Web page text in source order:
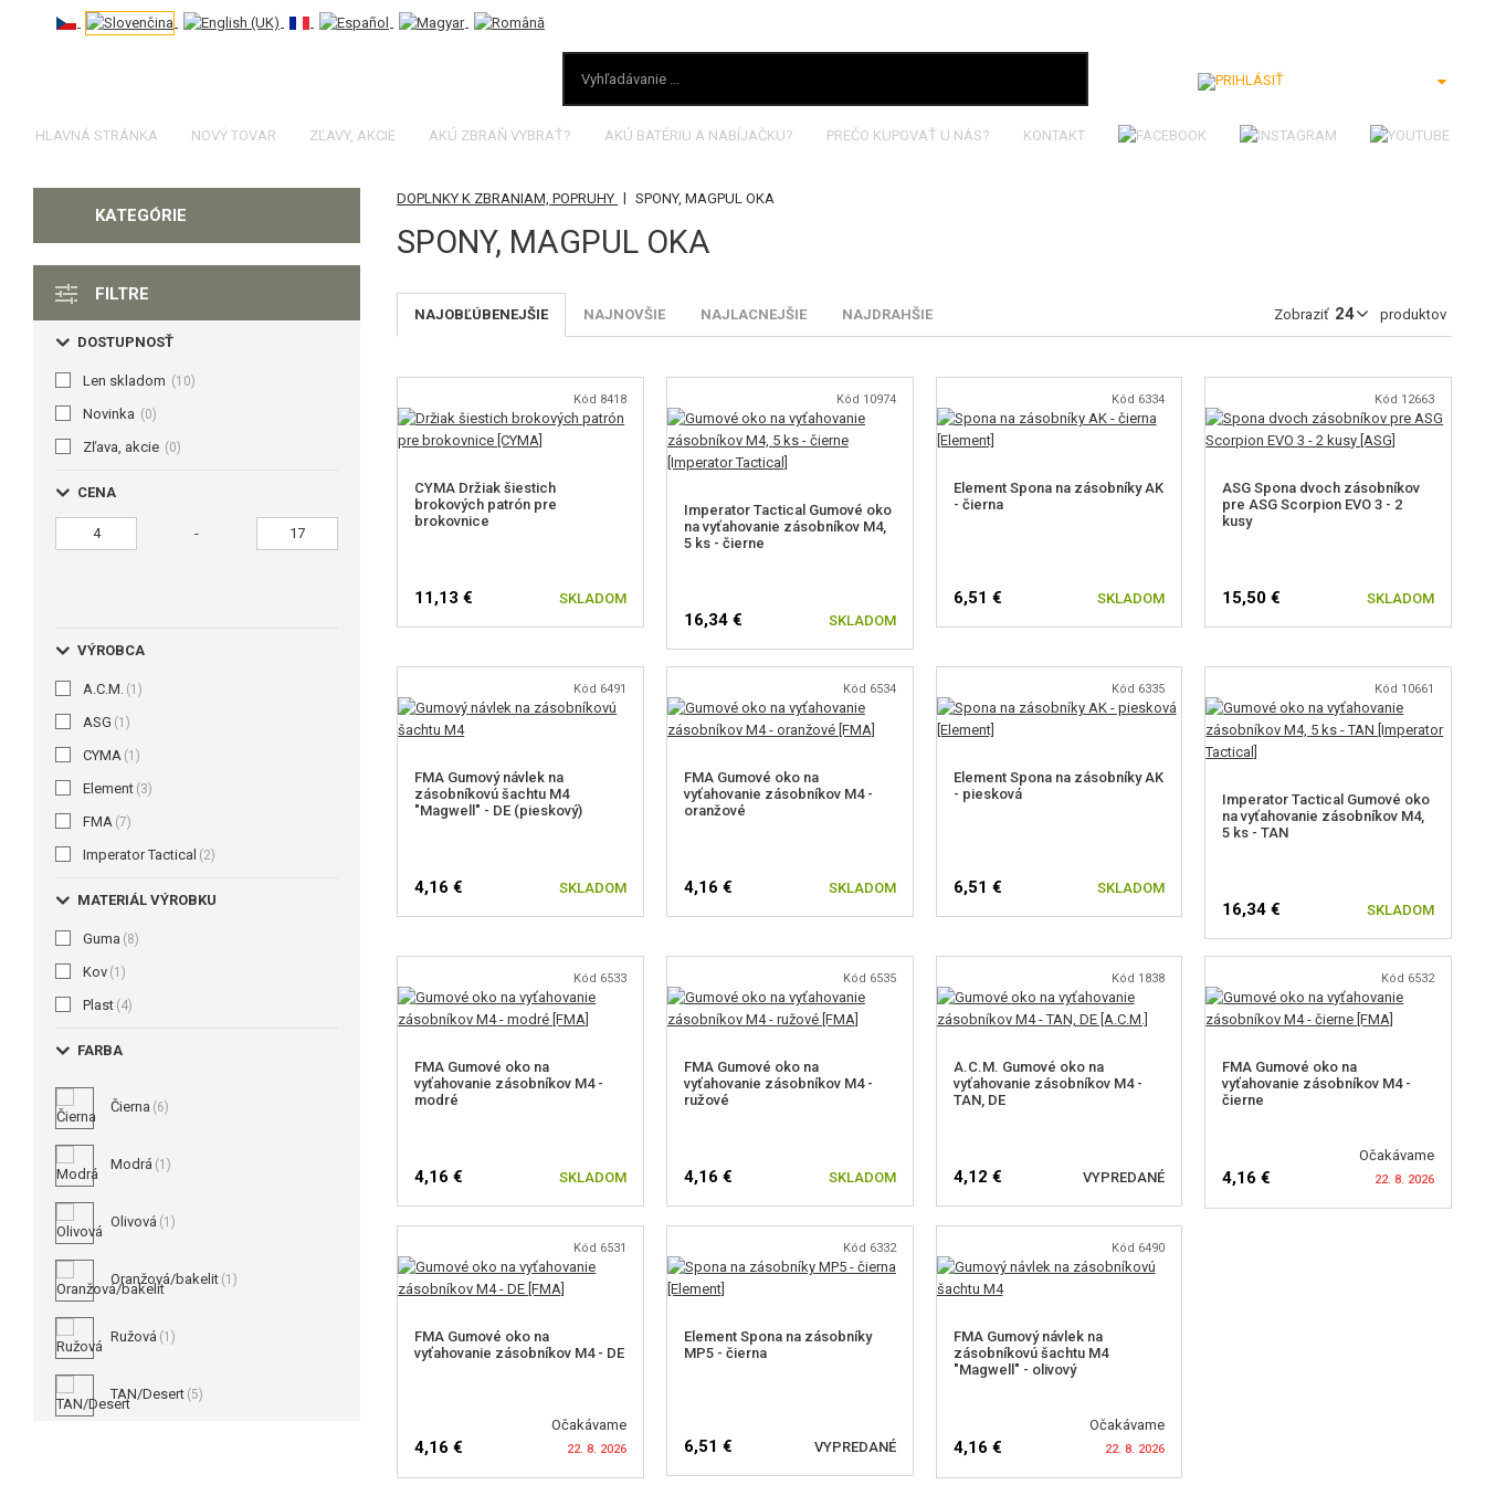
HLAVNÁ STRÁNKA NOVÝ TOVAR ZĽAVY, AKCIE AKÚ ZBRAŇ VYBRAŤ? AKÚ BATÉRIU A NABÍJAČKU? PREČO KUPOVAŤ U NÁS? KONTAKT
KATEGÓRIE
FILTRE
DOSTUPNOSŤ
Len skladom (10)
Novinka (0)
Zľava, akcie (0)
CENA
-
VÝROBCA
A.C.M. (1)
ASG (1)
CYMA (1)
Element (3)
FMA (7)
Imperator Tactical (2)
MATERIÁL VÝROBKU
Guma (8)
Kov (1)
Plast (4)
FARBA
Čierna (6)
Modrá (1)
Olivová (1)
Oranžová/bakelit (1)
Ružová (1)
TAN/Desert (5)
DOPLNKY K ZBRANIAM, POPRUHY | SPONY, MAGPUL OKA
SPONY, MAGPUL OKA
Zobraziť produktov
NAJOBĽÚBENEJŠIE NAJNOVŠIE NAJLACNEJŠIE NAJDRAHŠIE
Kód 8418
CYMA Držiak šiestich
brokových patrón pre
brokovnice
11,13 € SKLADOM
Kód 10974
Imperator Tactical Gumové oko
na vyťahovanie zásobníkov M4,
5 ks - čierne
16,34 € SKLADOM
Kód 6334
Element Spona na zásobníky AK
- čierna
6,51 € SKLADOM
Kód 12663
ASG Spona dvoch zásobníkov
pre ASG Scorpion EVO 3 - 2
kusy
15,50 € SKLADOM
Kód 6491
FMA Gumový návlek na
zásobníkovú šachtu M4
"Magwell" - DE (pieskový)
4,16 € SKLADOM
Kód 6534
FMA Gumové oko na
vyťahovanie zásobníkov M4 -
oranžové
4,16 € SKLADOM
Kód 6335
Element Spona na zásobníky AK
- piesková
6,51 € SKLADOM
Kód 10661
Imperator Tactical Gumové oko
na vyťahovanie zásobníkov M4,
5 ks - TAN
16,34 € SKLADOM
Kód 6533
FMA Gumové oko na
vyťahovanie zásobníkov M4 -
modré
4,16 € SKLADOM
Kód 6535
FMA Gumové oko na
vyťahovanie zásobníkov M4 -
ružové
4,16 € SKLADOM
Kód 1838
A.C.M. Gumové oko na
vyťahovanie zásobníkov M4 -
TAN, DE
4,12 € VYPREDANÉ
SLEDOVAŤ DOSTUPNOST
Kód 6532
FMA Gumové oko na
vyťahovanie zásobníkov M4 -
čierne
Očakávame
4,16 € 22. 8. 2026
Kód 6531
FMA Gumové oko na
vyťahovanie zásobníkov M4 - DE
Očakávame
4,16 € 22. 8. 2026
Kód 6332
Element Spona na zásobníky
MP5 - čierna
6,51 € VYPREDANÉ
Kód 6490
FMA Gumový návlek na
zásobníkovú šachtu M4
"Magwell" - olivový
Očakávame
4,16 € 22. 8. 2026